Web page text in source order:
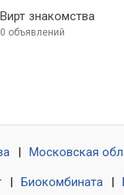
Вирт знакомства
0 объявлений
Московская
Биокомбината